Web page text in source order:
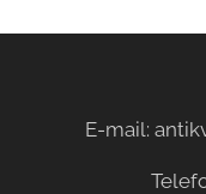
E-mail: